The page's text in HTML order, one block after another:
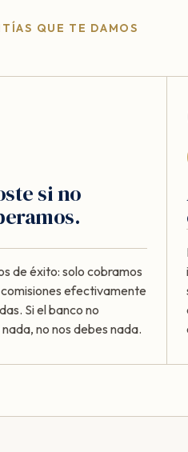
QUE TE DAMOS
si no
de éxito: solo cobramos
efectivamente
Si el banco no
no nos debes nada.